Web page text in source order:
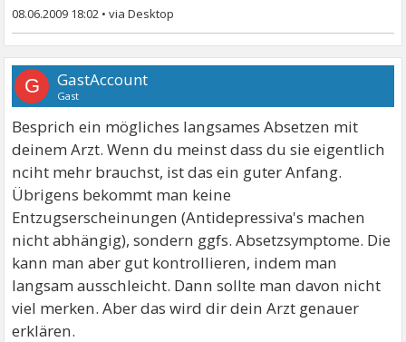
08.06.2009 18:02 •
G GastAccount
Gast
Besprich ein mögliches langsames Absetzen mit
deinem Arzt. Wenn du meinst dass du sie eigentlich
nciht mehr brauchst, ist das ein guter Anfang.
Übrigens bekommt man keine
Entzugserscheinungen (Antidepressiva's machen
nicht abhängig), sondern ggfs. Absetzsymptome. Die
kann man aber gut kontrollieren, indem man
langsam ausschleicht. Dann sollte man davon nicht
viel merken. Aber das wird dir dein Arzt genauer
erklären.